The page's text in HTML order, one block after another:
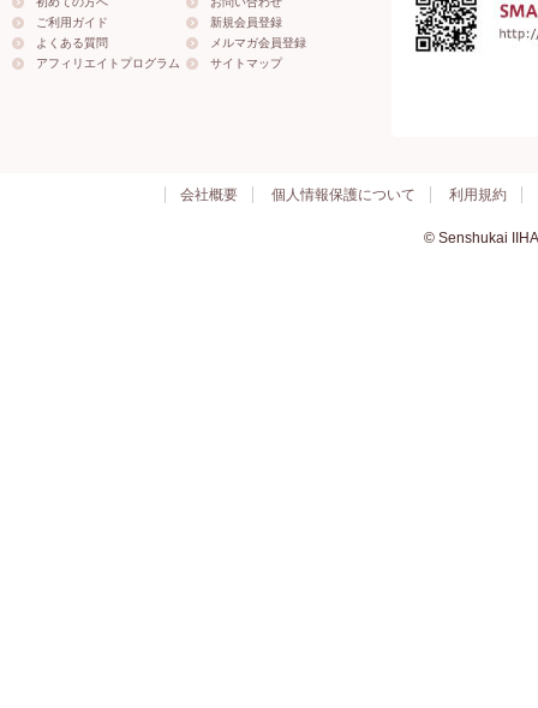
ご利用ガイド
新規会員登録
よくある質問
メルマガ会員登録
アフィリエイトプログラム
サイトマップ
会社概要 個人情報保護について 利用規約
© Senshukai